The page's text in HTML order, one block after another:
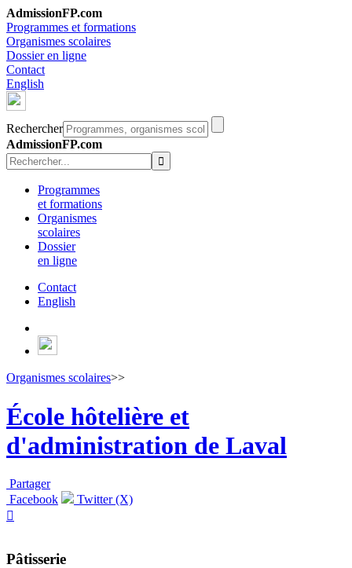
AdmissionFP.com
Programmes et formations
Organismes scolaires
Dossier en ligne
Contact
English
Rechercher
AdmissionFP.com
Programmes
et formations
Organismes
scolaires
Dossier
en ligne
Contact
English
Organismes scolaires>>
École hôtelière et
d'administration de Laval
Partager
Facebook
Twitter (X)

Pâtisserie